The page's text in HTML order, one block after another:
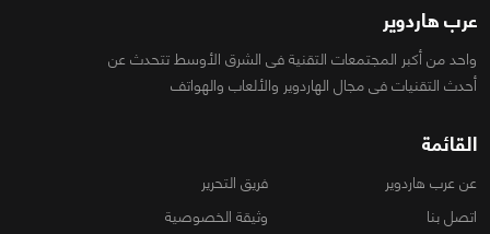
عرب هاردوير
واحد من أكبر المجتمعات التقنية فى الشرق الأوسط تتحدث عن
أحدث التقنيات فى مجال الهاردوير والألعاب والهواتف
القائمة
عن عرب هاردوير
فريق التحرير
اتصل بنا
وثيقة الخصوصية